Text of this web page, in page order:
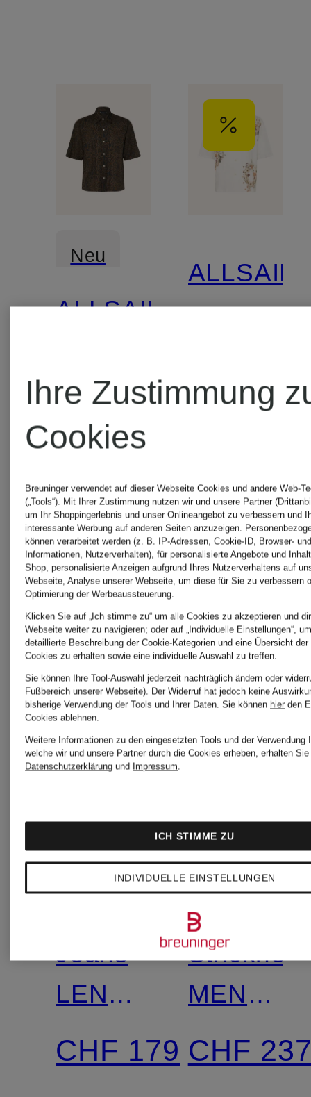
Neu
ALLSAINTS
Hemd
LEOPARDO
Oversized
Fit
FLEUR
Oversized
Fit
CHF 122
ALLSAINTS
Jeans
LENNY
Wide
Fit
CHF 179
Neu
MENARD
Regular
Fit
CHF
Ihre Zustimmung
Cookies
Breuninger verwendet auf dieser Webseite Cookies und andere Web-
(„Tools“). Mit Ihrer Zustimmung nutzen wir und unsere Partner
um Ihr Shoppingerlebnis und unser Onlineangebot zu verbessern und
interessante Werbung auf anderen Seiten anzuzeigen.
können verarbeitet werden (z. B. IP-Adressen, Cookie-ID, Browser-
Informationen, Nutzerverhalten), für personalisierte Angebote und
Shop, personalisierte Anzeigen aufgrund Ihres Nutzerverhaltens auf
Webseite, Analyse unserer Webseite, um diese für Sie zu verbessern
Optimierung der Werbeaussteuerung.
Klicken Sie auf „Ich stimme zu“ um alle Cookies zu akzeptieren und
Webseite weiter zu navigieren; oder auf „Individuelle Einstellungen“,
detaillierte Beschreibung der Cookie-Kategorien und eine Übersicht
Cookies zu erhalten sowie eine individuelle Auswahl zu treffen.
Sie können Ihre Tool-Auswahl jederzeit nachträglich ändern oder
Fußbereich unserer Webseite). Der Widerruf hat jedoch keine
bisherige Verwendung der Tools und Ihrer Daten. Sie können hier den
Cookies ablehnen.
Weitere Informationen zu den eingesetzten Tools und der Verwendung
welche wir und unsere Partner durch die Cookies erheben, erhalten
Datenschutzerklärung und Impressum.
INDIVIDUELLE EINSTELLUNGEN
ICH STIMME ZU